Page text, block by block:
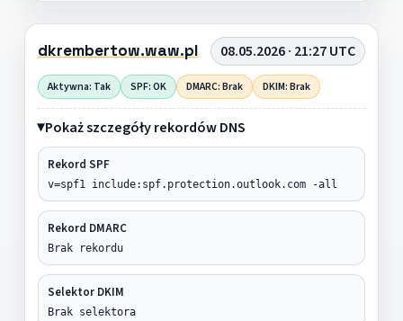
dkrembertow.waw.pl 08.05.2026 · 21:27 UTC
Aktywna: Tak SPF: OK DMARC: Brak DKIM: Brak
Pokaż szczegóły rekordów DNS
Rekord SPF
v=spf1 include:spf.protection.outlook.com -all
Rekord DMARC
Brak rekordu
Selektor DKIM
Brak selektora